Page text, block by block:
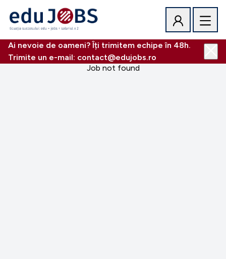
Ai nevoie de oameni? Îți trimitem echipe în 48h.
Trimite un e-mail: contact@edujobs.ro
Job not found